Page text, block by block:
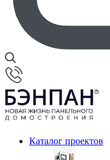
Каталог проектов